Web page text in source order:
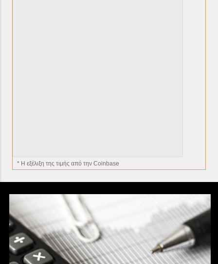
* H εξέλιξη της τιμής από την Coinbase